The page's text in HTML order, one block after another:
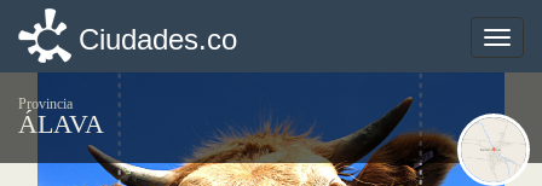
Toggle
Ciudades.co
Provincia
ÁLAVA
Toggle
Ciudades.co